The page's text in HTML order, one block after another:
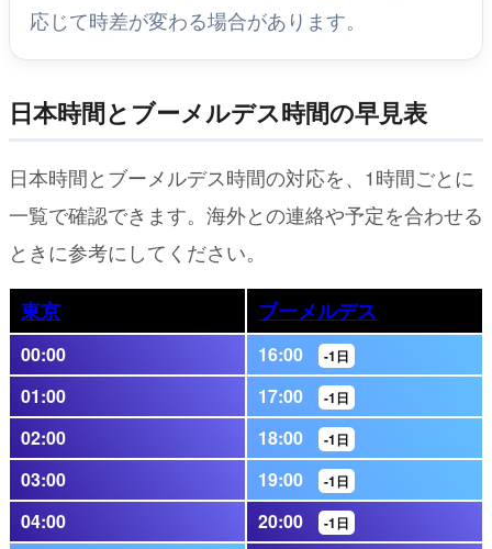
応じて時差が変わる場合があります。
日本時間とブーメルデス時間の早見表
日本時間とブーメルデス時間の対応を、1時間ごとに
一覧で確認できます。海外との連絡や予定を合わせる
ときに参考にしてください。
東京 ブーメルデス
00:00 16:00 -1日
01:00 17:00 -1日
02:00 18:00 -1日
03:00 19:00 -1日
04:00 20:00 -1日